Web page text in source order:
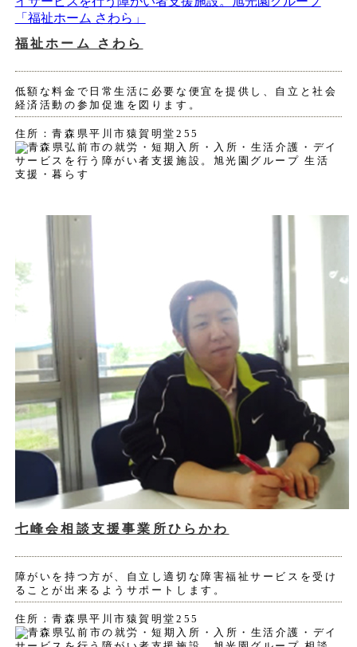
福祉ホーム さわら
低額な料金で日常生活に必要な便宜を提供し、自立と社会
経済活動の参加促進を図ります。
住所：青森県平川市猿賀明堂255
七峰会相談支援事業所ひらかわ
障がいを持つ方が、自立し適切な障害福祉サービスを受け
ることが出来るようサポートします。
住所：青森県平川市猿賀明堂255